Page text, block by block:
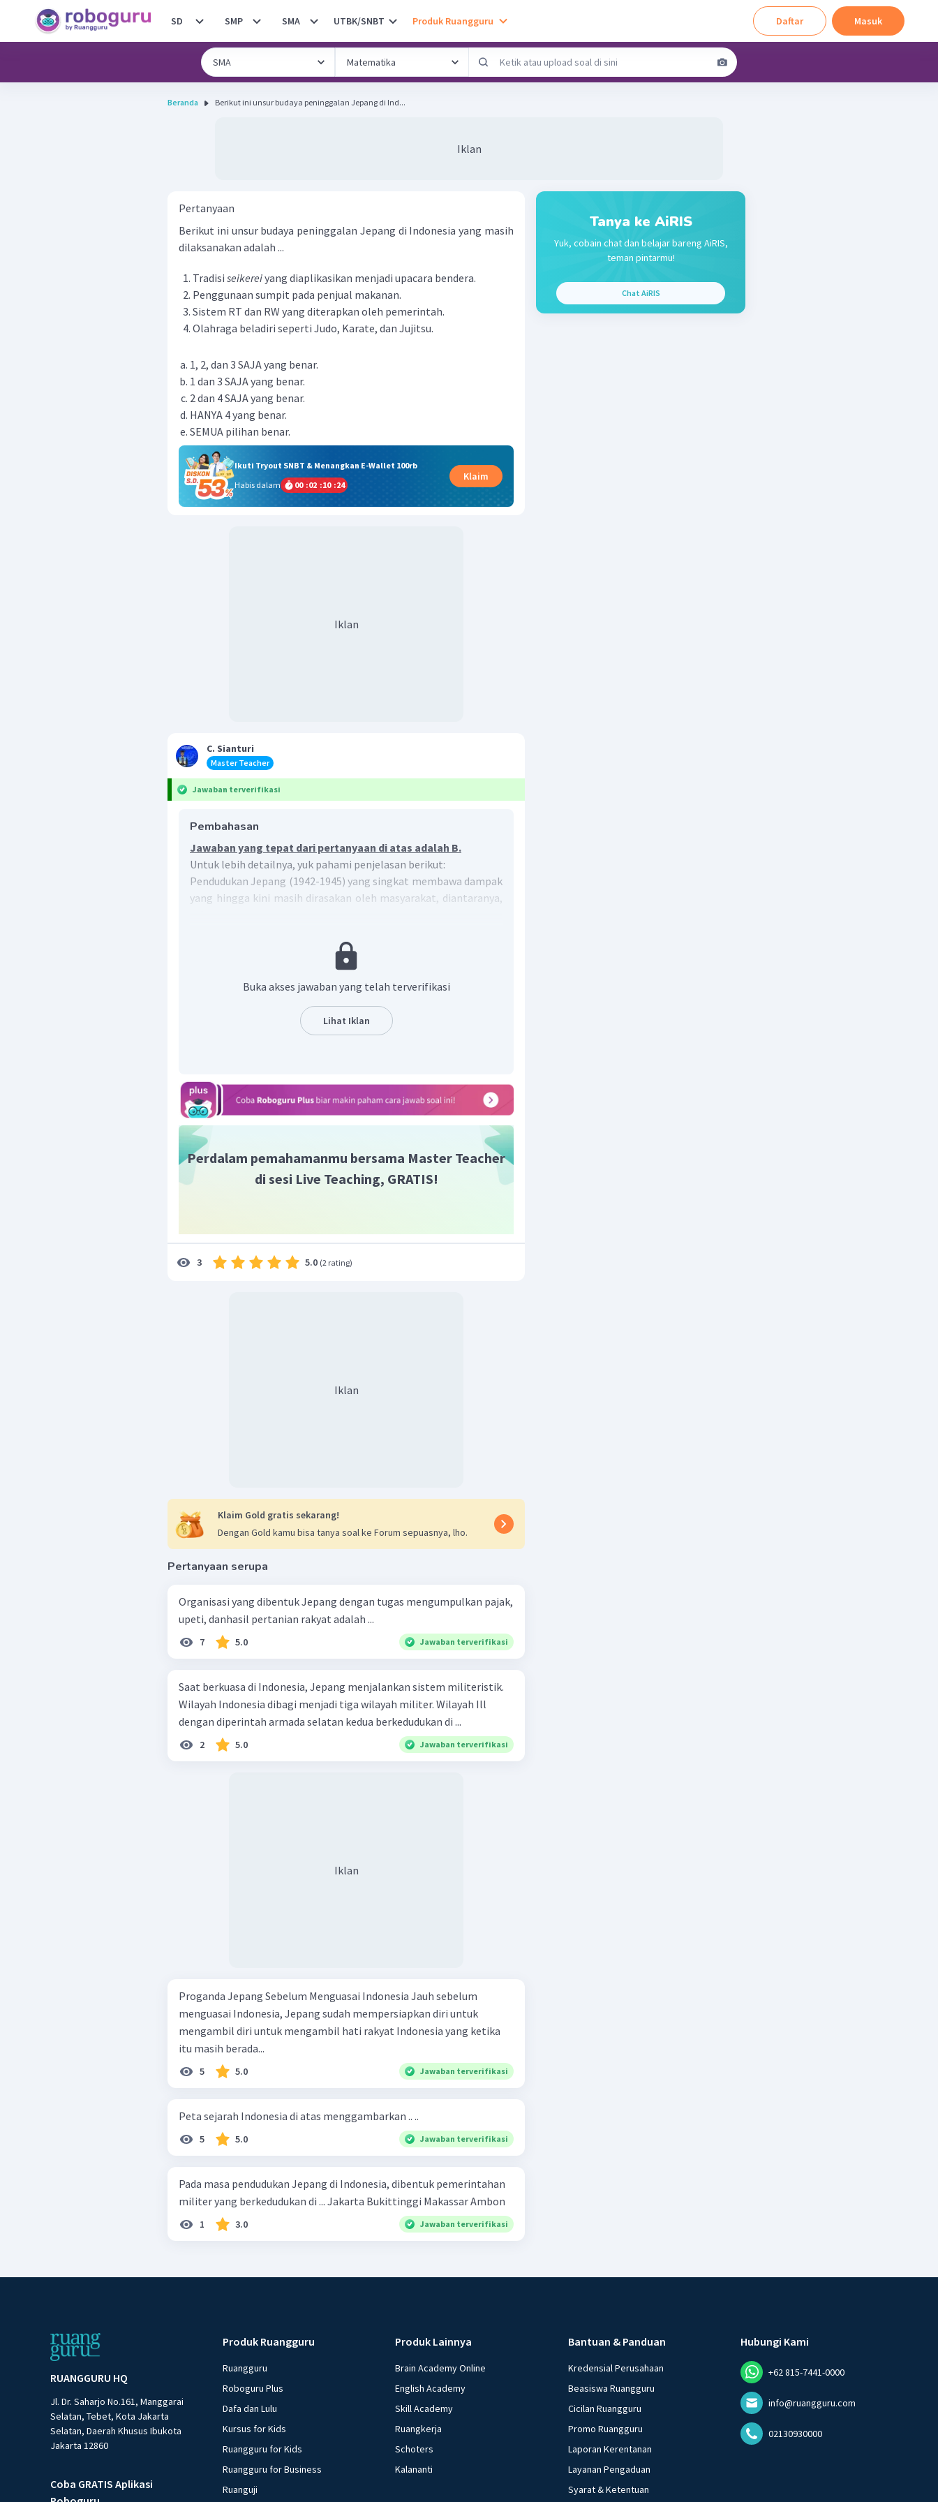
SD SMP SMA UTBK/SNBT Produk Ruangguru Daftar Masuk
Beranda Berikut ini unsur budaya peninggalan Jepang di Ind...
Iklan
Pertanyaan
Berikut ini unsur budaya peninggalan Jepang di Indonesia yang masih
dilaksanakan adalah ...
Tradisi seikereiyang diaplikasikan menjadi upacara bendera.
Penggunaan sumpit pada penjual makanan.
Sistem RT dan RW yang diterapkan oleh pemerintah.
Olahraga beladiri seperti Judo, Karate, dan Jujitsu.
1, 2, dan 3 SAJA yang benar.
1 dan 3 SAJA yang benar.
2 dan 4 SAJA yang benar.
HANYA 4 yang benar.
SEMUA pilihan benar.
Ikuti Tryout SNBT & Menangkan E-Wallet 100rb
Habis dalam
00 :02 :10 :24
Klaim
Iklan
C. Sianturi
Master Teacher
Jawaban terverifikasi
Pembahasan
Jawaban yang tepat dari pertanyaan di atas adalah B.
Untuk lebih detailnya, yuk pahami penjelasan berikut:
Pendudukan Jepang (1942-1945) yang singkat membawa dampak
yang hingga kini masih dirasakan oleh masyarakat, diantaranya,
Istilah RT (Rukun Tetangga) dan RW (Rukun Warga) ini
diefektifkan pada masa pendudukan Jepang di Indonesia.
bertujuan untuk mematai-matai pribumi dalam kerja
romusha atau dalam upaya menyerahkan hasil pertanian
dan barang lain dari rakyat ke pada Jepang.
tersebut terdapat gerakan
menghormatiAmaterasu(Dewa Matahari) yang dipercaya
oleh penganut ajaran Shinto di Jepang.Seikereidilakukan
dengan membungkukkan badan menghadap matahari
terbit.
Buka akses jawaban yang telah terverifikasi
Lihat Iklan
Perdalam pemahamanmu bersama Master Teacher
di sesi Live Teaching, GRATIS!
3 5.0 (2 rating)
Iklan
Klaim Gold gratis sekarang!
Dengan Gold kamu bisa tanya soal ke Forum sepuasnya, lho.
Pertanyaan serupa
Organisasi yang dibentuk Jepang dengan tugas mengumpulkan pajak,
upeti, danhasil pertanian rakyat adalah ...
7 5.0 Jawaban terverifikasi
Saat berkuasa di Indonesia, Jepang menjalankan sistem militeristik.
Wilayah Indonesia dibagi menjadi tiga wilayah militer. Wilayah Ill
dengan diperintah armada selatan kedua berkedudukan di ...
2 5.0 Jawaban terverifikasi
Iklan
Proganda Jepang Sebelum Menguasai Indonesia Jauh sebelum
menguasai Indonesia, Jepang sudah mempersiapkan diri untuk
mengambil diri untuk mengambil hati rakyat Indonesia yang ketika
itu masih berada...
5 5.0 Jawaban terverifikasi
Peta sejarah Indonesia di atas menggambarkan .. ..
5 5.0 Jawaban terverifikasi
Pada masa pendudukan Jepang di Indonesia, dibentuk pemerintahan
militer yang berkedudukan di ... Jakarta Bukittinggi Makassar Ambon
1 3.0 Jawaban terverifikasi
Tanya ke AiRIS
Yuk, cobain chat dan belajar bareng AiRIS,
teman pintarmu!
Chat AiRIS
RUANGGURU HQ
Jl. Dr. Saharjo No.161, Manggarai
Selatan, Tebet, Kota Jakarta
Selatan, Daerah Khusus Ibukota
Jakarta 12860
Coba GRATIS Aplikasi
Produk Ruangguru
Ruangguru
Roboguru Plus
Dafa dan Lulu
Kursus for Kids
Ruangguru for Kids
Ruangguru for Business
Ruanguji
Produk Lainnya
Brain Academy Online
English Academy
Skill Academy
Ruangkerja
Schoters
Kalananti
Bantuan & Panduan
Kredensial Perusahaan
Beasiswa Ruangguru
Cicilan Ruangguru
Promo Ruangguru
Laporan Kerentanan
Layanan Pengaduan
Syarat & Ketentuan
Hubungi Kami
+62 815-7441-0000
info@ruangguru.com
02130930000